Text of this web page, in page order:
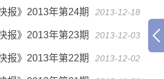
报》2013年第24期 2013-12-18
报》2013年第23期 2013-12-03
报》2013年第22期 2013-12-02